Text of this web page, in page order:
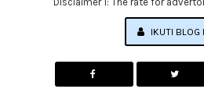
IKUTI BLOG